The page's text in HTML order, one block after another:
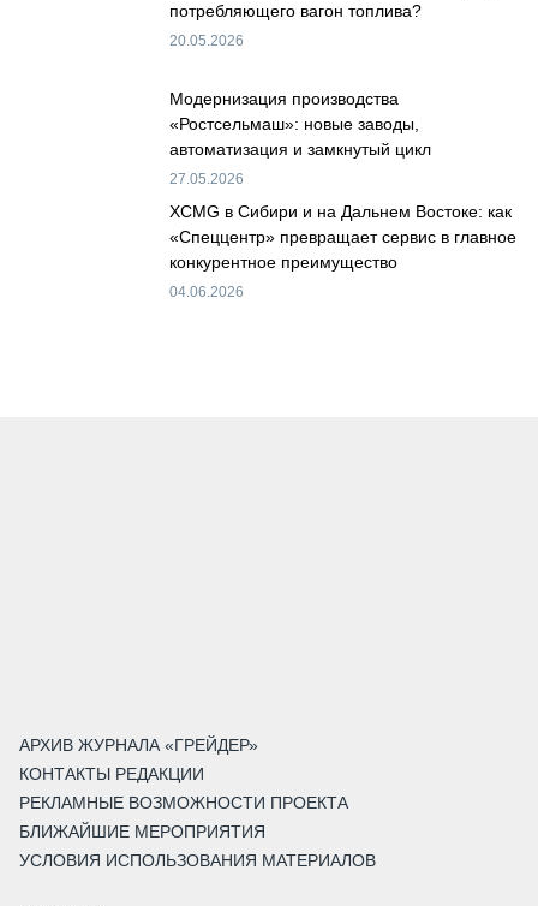
потребляющего вагон топлива?
20.05.2026
Модернизация производства
«Ростсельмаш»: новые заводы,
автоматизация и замкнутый цикл
27.05.2026
XCMG в Сибири и на Дальнем Востоке: как
«Спеццентр» превращает сервис в главное
конкурентное преимущество
04.06.2026
АРХИВ ЖУРНАЛА «ГРЕЙДЕР»
КОНТАКТЫ РЕДАКЦИИ
РЕКЛАМНЫЕ ВОЗМОЖНОСТИ ПРОЕКТА
БЛИЖАЙШИЕ МЕРОПРИЯТИЯ
УСЛОВИЯ ИСПОЛЬЗОВАНИЯ МАТЕРИАЛОВ